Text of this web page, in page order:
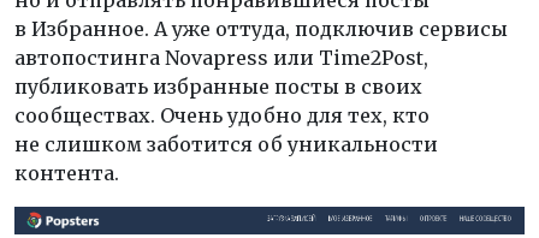
в Избранное. А уже оттуда, подключив сервисы
автопостинга Novapress или Time2Post,
публиковать избранные посты в своих
сообществах. Очень удобно для тех, кто
не слишком заботится об уникальности
контента.